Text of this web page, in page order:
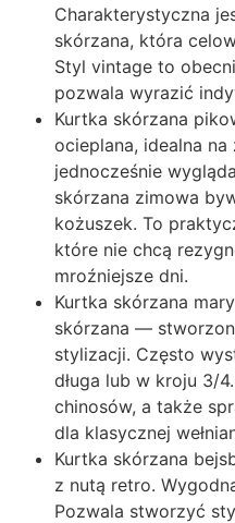
Charakterystyczna
skórzana, która
Styl vintage to
pozwala wyrazić
Kurtka skórzana
ocieplana, idealna
jednocześnie
skórzana zimowa
kożuszek. To
które nie chcą
mroźniejsze dni.
Kurtka skórzana
skórzana —
stylizacji. Często
długa lub w kroju 3/
chinosów, a także
dla klasycznej
Kurtka skórzana
z nutą retro.
Pozwala stworzyć